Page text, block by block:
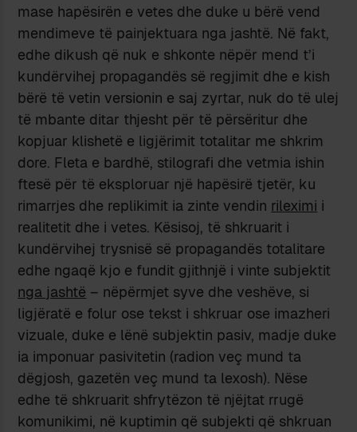
mase hapësirën e vetes dhe duke u bërë vend
mendimeve të painjektuara nga jashtë. Në fakt,
edhe dikush që nuk e shkonte nëpër mend t’i
kundërvihej propagandës së regjimit dhe e kish
bërë të vetin versionin e saj zyrtar, nuk do të ulej
të mbante ditar thjesht për të përsëritur dhe
kopjuar klishetë e ligjërimit totalitar me shkrim
dore. Fleta e bardhë, stilografi dhe vetmia ishin
ftesë për të eksploruar një hapësirë tjetër, ku
rimarrjes dhe replikimit ia zinte vendin rileximi i
realitetit dhe i vetes. Kësisoj, të shkruarit i
kundërvihej trysnisë së propagandës totalitare
edhe ngaqë kjo e fundit gjithnjë i vinte subjektit
nga jashtë – nëpërmjet syve dhe veshëve, si
ligjëratë e folur ose tekst i shkruar ose imazheri
vizuale, duke e lënë subjektin pasiv, madje duke
ia imponuar pasivitetin (radion veç mund ta
dëgjosh, gazetën veç mund ta lexosh). Nëse
edhe të shkruarit shfrytëzon të njëjtat rrugë
komunikimi, në kuptimin që subjekti që shkruan